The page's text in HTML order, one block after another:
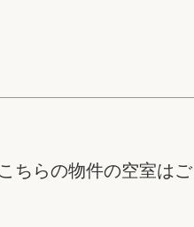
ちらの物件の空室はご